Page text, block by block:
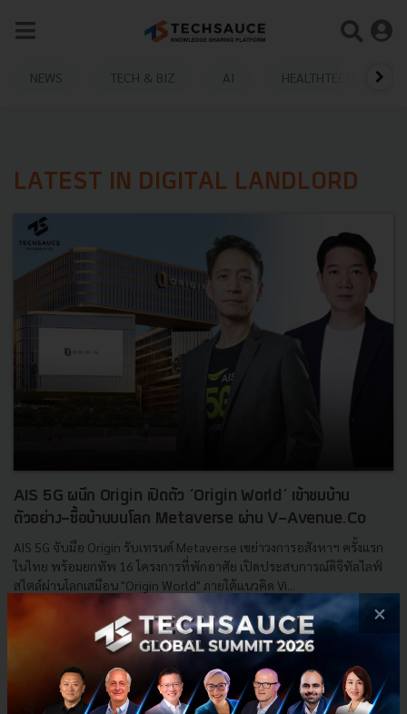
NEWS TECH & BIZ AI HEALTHTECH
LATEST IN DIGITAL LANDLORD
AIS 5G ผนึก Origin เปิดตัว ‘Origin World’ เข้าชมบ้าน
ตัวอย่าง-ซื้อบ้านบนโลก Metaverse ผ่าน V-Avenue.Co
AIS 5G จับมือ Origin รับเทรนด์ Metaverse เขย่าวงการอสังหาฯ ครั้งแรก
ในไทย พร้อมยกทัพ 16 โครงการที่พักอาศัย เปิดประสบการณ์ดิจิทัลไลฟ์
สไตล์ผ่านโลกเสมือน "Origin World" ภายใต้แนวคิด Vi...
| ByTechsauce Team
ais5g origin v-avenue
×